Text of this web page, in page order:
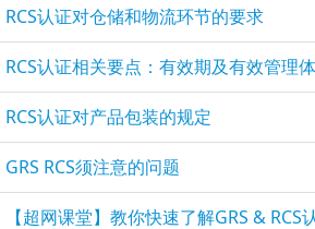
RCS认证对仓储和物流环节的要求
RCS认证相关要点：有效期及有效管理
RCS认证对产品包装的规定
GRS RCS须注意的问题
【超网课堂】教你快速了解GRS & RCS